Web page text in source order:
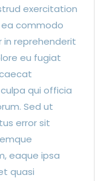
exercitation
ea commodo
in reprehenderit
eu fugiat
qui officia
Sed ut
error sit
eaque ipsa
quasi